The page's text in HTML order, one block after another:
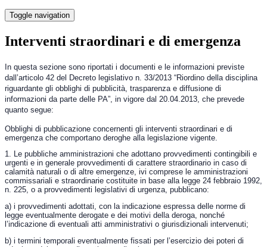
Toggle navigation
Interventi straordinari e di emergenza
In questa sezione sono riportati i documenti e le informazioni previste
dall’articolo 42 del Decreto legislativo n. 33/2013 “Riordino della disciplina
riguardante gli obblighi di pubblicità, trasparenza e diffusione di
informazioni da parte delle PA”, in vigore dal 20.04.2013, che prevede
quanto segue:
Obblighi di pubblicazione concernenti gli interventi straordinari e di
emergenza che comportano deroghe alla legislazione vigente.
1. Le pubbliche amministrazioni che adottano provvedimenti contingibili e
urgenti e in generale provvedimenti di carattere straordinario in caso di
calamità naturali o di altre emergenze, ivi comprese le amministrazioni
commissariali e straordinarie costituite in base alla legge 24 febbraio 1992,
n. 225, o a provvedimenti legislativi di urgenza, pubblicano:
a) i provvedimenti adottati, con la indicazione espressa delle norme di
legge eventualmente derogate e dei motivi della deroga, nonché
l’indicazione di eventuali atti amministrativi o giurisdizionali intervenuti;
b) i termini temporali eventualmente fissati per l’esercizio dei poteri di